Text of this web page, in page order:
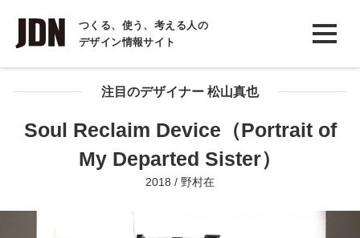
つくる、使う、考える人の
デザイン情報サイト
INTERVIEW
インタビュー
REPORT
COLUMN
注目のデザイナー 松山真也
Soul Reclaim Device（Portrait of
My Departed Sister）
2018 / 野村在